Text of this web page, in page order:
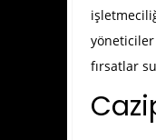
fırsatlar